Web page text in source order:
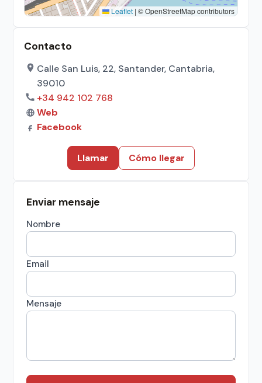
Leaflet | © OpenStreetMap contributors
Contacto
Calle San Luis, 22, Santander, Cantabria,
39010
+34 942 102 768
Web
Facebook
Llamar Cómo llegar
Enviar mensaje
Nombre
Email
Mensaje